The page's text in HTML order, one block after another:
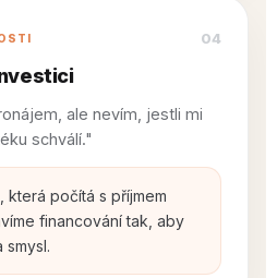
04
ale nevím, jestli mi
schválí."
která počítá s příjmem
financování tak, aby
smysl.